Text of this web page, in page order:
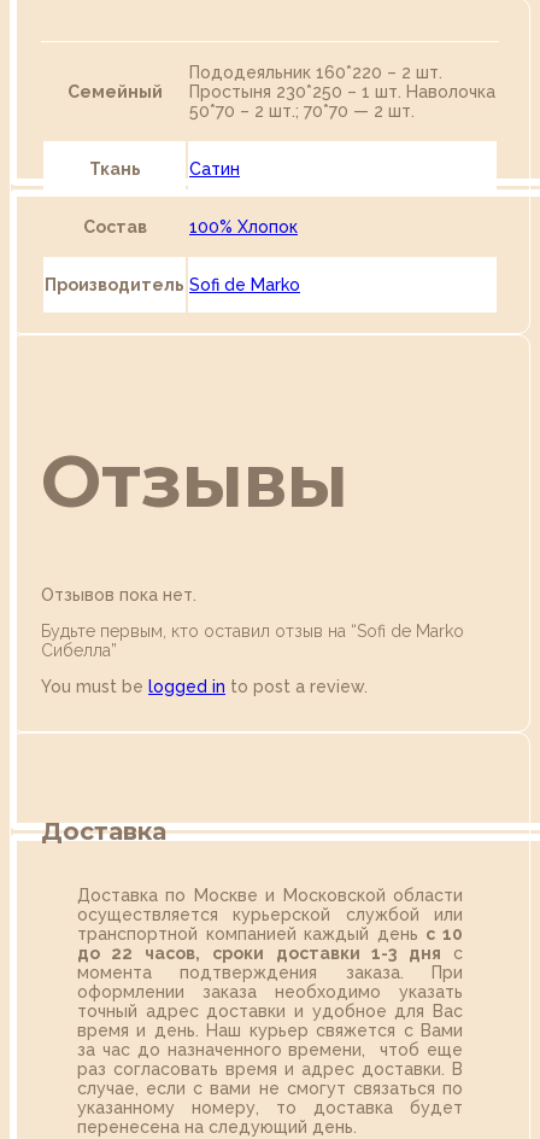
Семейный
Пододеяльник 160*220 – 2 шт.
Простыня 230*250 – 1 шт. Наволочка
50*70 – 2 шт.; 70*70 — 2 шт.
Ткань Сатин
Состав 100% Хлопок
Производитель Sofi de Marko
Отзывы
Отзывов пока нет.
Будьте первым, кто оставил отзыв на “Sofi de Marko
Сибелла”
You must be logged in to post a review.
Доставка
Доставка по Москве и Московской области
осуществляется курьерской службой или
транспортной компанией каждый день с 10
до 22 часов,
сроки доставки 1-3 дня с
момента подтверждения заказа. При
оформлении заказа необходимо указать
точный адрес доставки и удобное для Вас
время и день. Наш курьер свяжется с Вами
за час до назначенного времени, чтоб еще
раз согласовать время и адрес доставки. В
случае, если с вами не смогут связаться по
указанному номеру, то доставка будет
перенесена на следующий день.